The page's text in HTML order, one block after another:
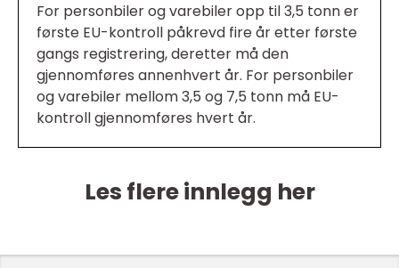
For personbiler og varebiler opp til 3,5 tonn er
første EU-kontroll påkrevd fire år etter første
gangs registrering, deretter må den
gjennomføres annenhvert år. For personbiler
og varebiler mellom 3,5 og 7,5 tonn må EU-
kontroll gjennomføres hvert år.
Les flere innlegg her